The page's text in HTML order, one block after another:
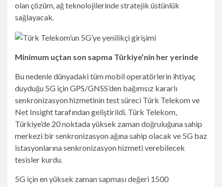
olan çözüm, ağ teknolojilerinde stratejik üstünlük
sağlayacak.
Minimum uçtan son sapma Türkiye’nin her yerinde
Bu nedenle dünyadaki tüm mobil operatörlerin ihtiyaç
duyduğu 5G için GPS/GNSS’den bağımsız kararlı
senkronizasyon hizmetinin test süreci Türk Telekom ve
Net Insight tarafından geliştirildi. Türk Telekom,
Türkiye’de 20 noktada yüksek zaman doğruluğuna sahip
merkezi bir senkronizasyon ağına sahip olacak ve 5G baz
istasyonlarına senkronizasyon hizmeti verebilecek
tesisler kurdu.
5G için en yüksek zaman sapması değeri 1500